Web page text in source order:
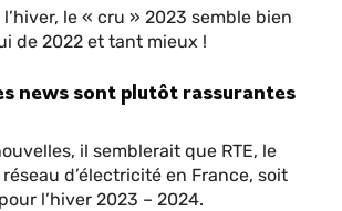
l’hiver, le « cru » 2023 semble bien
de 2022 et tant mieux !
news sont plutôt rassurantes
il semblerait que RTE, le
d’électricité en France, soit
l’hiver 2023 – 2024.